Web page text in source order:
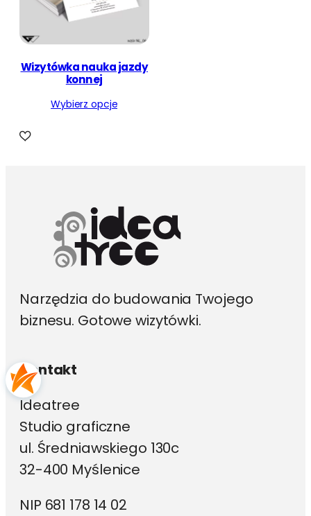
Wizytówka nauka jazdy
konnej
Wybierz opcje
Narzędzia do budowania Twojego
biznesu. Gotowe wizytówki.
Kontakt
Ideatree
Studio graficzne
ul. Średniawskiego 130c
32-400 Myślenice
NIP 681 178 14 02